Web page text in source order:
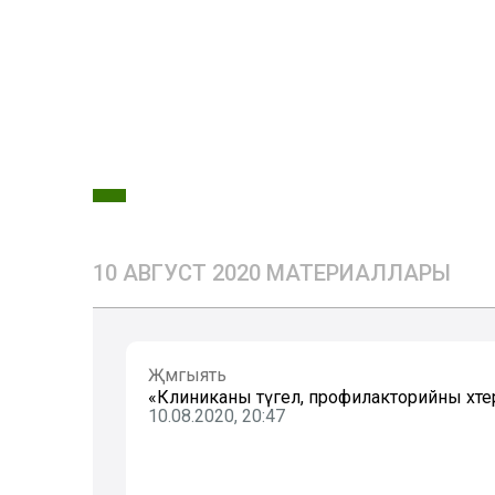
10 АВГУСТ 2020 МАТЕРИАЛЛАРЫ
Җәмгыять
«Клиниканы түгел, профилакторийны
10.08.2020, 20:47